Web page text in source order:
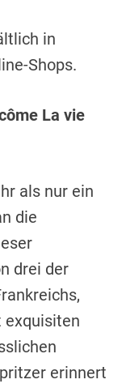
in
Shops.
La vie
als nur ein
die
drei der
exquisiten
erinnert